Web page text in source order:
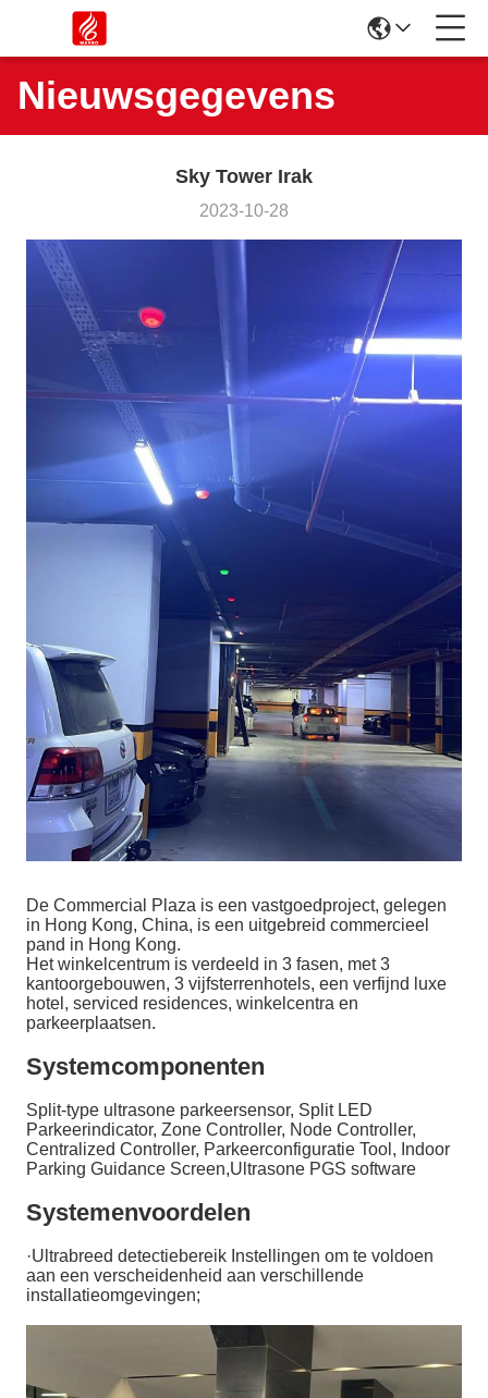
Nieuwsgegevens
Sky Tower Irak
2023-10-28
De Commercial Plaza is een vastgoedproject, gelegen
in Hong Kong, China, is een uitgebreid commercieel
pand in Hong Kong.
Het winkelcentrum is verdeeld in 3 fasen, met 3
kantoorgebouwen, 3 vijfsterrenhotels, een verfijnd luxe
hotel, serviced residences, winkelcentra en
parkeerplaatsen.
Systemcomponenten
Split-type ultrasone parkeersensor, Split LED
Parkeerindicator, Zone Controller, Node Controller,
Centralized Controller, Parkeerconfiguratie Tool, Indoor
Parking Guidance Screen,Ultrasone PGS software
Systemenvoordelen
·Ultrabreed detectiebereik Instellingen om te voldoen
aan een verscheidenheid aan verschillende
installatieomgevingen;